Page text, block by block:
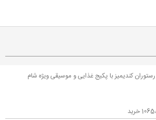
رستوران کندیمیز با پکیج غذایی و موسیقی ویژه شام